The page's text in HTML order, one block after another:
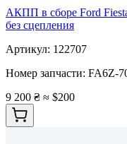
АКПП в сборе Ford
без сцепления
Артикул: 122707
Номер запчасти: FA6Z-
9 200 ₴ ≈ $200